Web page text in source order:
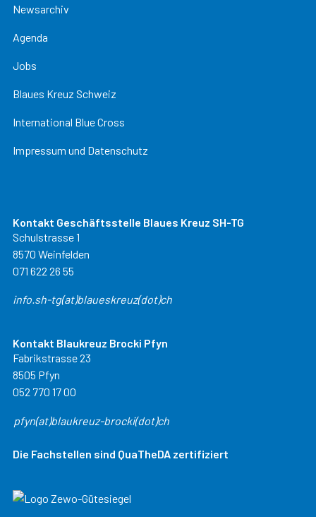
Newsarchiv
Agenda
Jobs
Blaues Kreuz Schweiz
International Blue Cross
Impressum und Datenschutz
Kontakt Geschäftsstelle Blaues Kreuz SH-TG
Schulstrasse 1
8570 Weinfelden
071 622 26 55
info.sh-tg(at)blaueskreuz(dot)ch
Kontakt Blaukreuz Brocki Pfyn
Fabrikstrasse 23
8505 Pfyn
052 770 17 00
pfyn(at)blaukreuz-brocki(dot)ch
Die Fachstellen sind QuaTheDA zertifiziert